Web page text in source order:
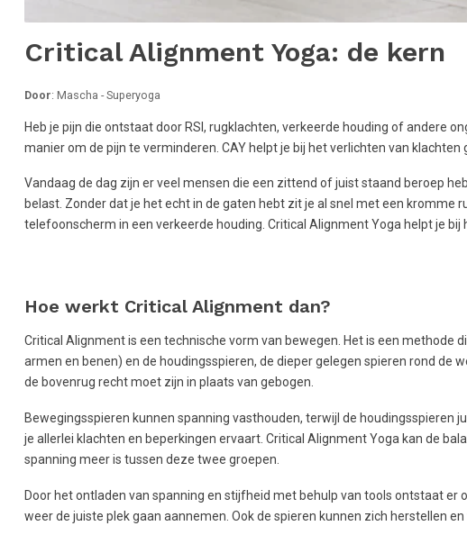
Critical Alignment Yoga: de kern
Door: Mascha - Superyoga
Heb je pijn die ontstaat door RSI, rugklachten, verkeerde houding of andere
manier om de pijn te verminderen. CAY helpt je bij het verlichten van
Vandaag de dag zijn er veel mensen die een zittend of juist staand beroep
belast. Zonder dat je het echt in de gaten hebt zit je al snel met een
telefoonscherm in een verkeerde houding. Critical Alignment Yoga helpt je
Hoe werkt Critical Alignment dan?
Critical Alignment is een technische vorm van bewegen. Het is een methode
armen en benen) en de houdingsspieren, de dieper gelegen spieren rond
de bovenrug recht moet zijn in plaats van gebogen.
Bewegingsspieren kunnen spanning vasthouden, terwijl de houdingsspieren
je allerlei klachten en beperkingen ervaart. Critical Alignment Yoga kan de
spanning meer is tussen deze twee groepen.
Door het ontladen van spanning en stijfheid met behulp van tools ontstaat
weer de juiste plek gaan aannemen. Ook de spieren kunnen zich herstellen